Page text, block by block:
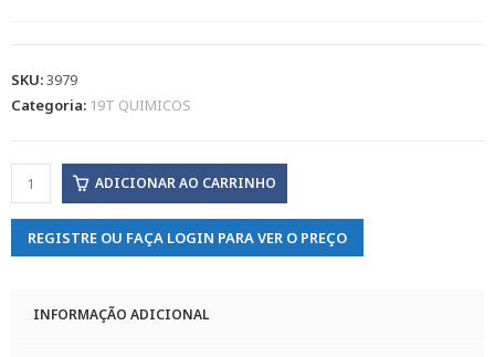
SKU:3979
Categoria: 19T QUIMICOS
ADICIONAR AO CARRINHO
REGISTRE OU FAÇA LOGIN PARA VER O PREÇO
INFORMAÇÃO ADICIONAL